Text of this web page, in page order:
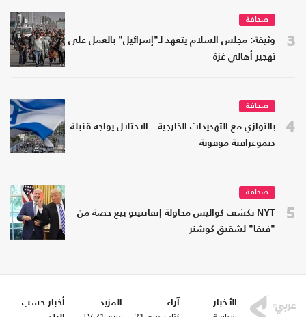
3
صحافة
وثيقة: مجلس السلام يتعهد لـ"إسرائيل" بالعمل على
تهجير أهالي غزة
4
صحافة
بالتوازي مع التهديدات الخارجية.. الاحتلال يواجه قنبلة
ديموغرافية موقوتة
5
صحافة
NYT تكشف كواليس محاولة إنفانتينو بيع حصة من
"فيفا" لشقيق كوشنر
الأخبار آراء المزيد
أخبار حسب